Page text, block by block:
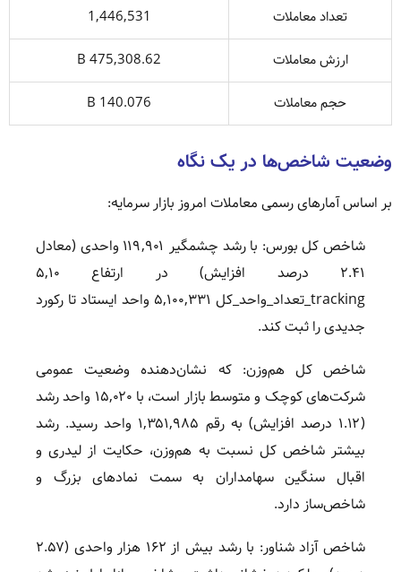
تعداد معاملات
1,446,531
ارزش معاملات
475,308.62 B
حجم معاملات
140.076 B
وضعیت شاخص‌ها در یک نگاه
بر اساس آمارهای رسمی معاملات امروز بازار سرمایه:
شاخص کل بورس: با رشد چشمگیر ۱۱۹,۹۰۱ واحدی (معادل
۲.۴۱ درصد افزایش) در ارتفاع ۵,۱۰
tracking_تعداد_واحد_کل ۵,۱۰۰,۳۳۱ واحد ایستاد تا رکورد
جدیدی را ثبت کند.
شاخص کل هم‌وزن: که نشان‌دهنده وضعیت عمومی
شرکت‌های کوچک و متوسط بازار است، با ۱۵,۰۲۰ واحد رشد
(۱.۱۲ درصد افزایش) به رقم ۱,۳۵۱,۹۸۵ واحد رسید. رشد
بیشتر شاخص کل نسبت به هم‌وزن، حکایت از لیدری و
اقبال سنگین سهامداران به سمت نمادهای بزرگ و
شاخص‌ساز دارد.
شاخص آزاد شناور: با رشد بیش از ۱۶۲ هزار واحدی (۲.۵۷